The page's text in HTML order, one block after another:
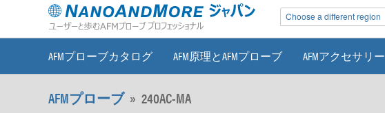
Choose a different region
AFMプローブカタログ AFM原理とAFMプローブ AFMアクセサリー
AFMプローブ» 240AC-MA